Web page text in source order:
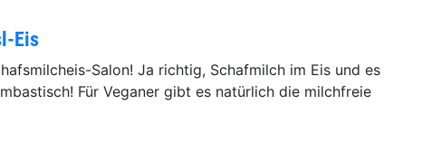
Eis
Salon! Ja richtig, Schafmilch im Eis und es
Für Veganer gibt es natürlich die milchfreie